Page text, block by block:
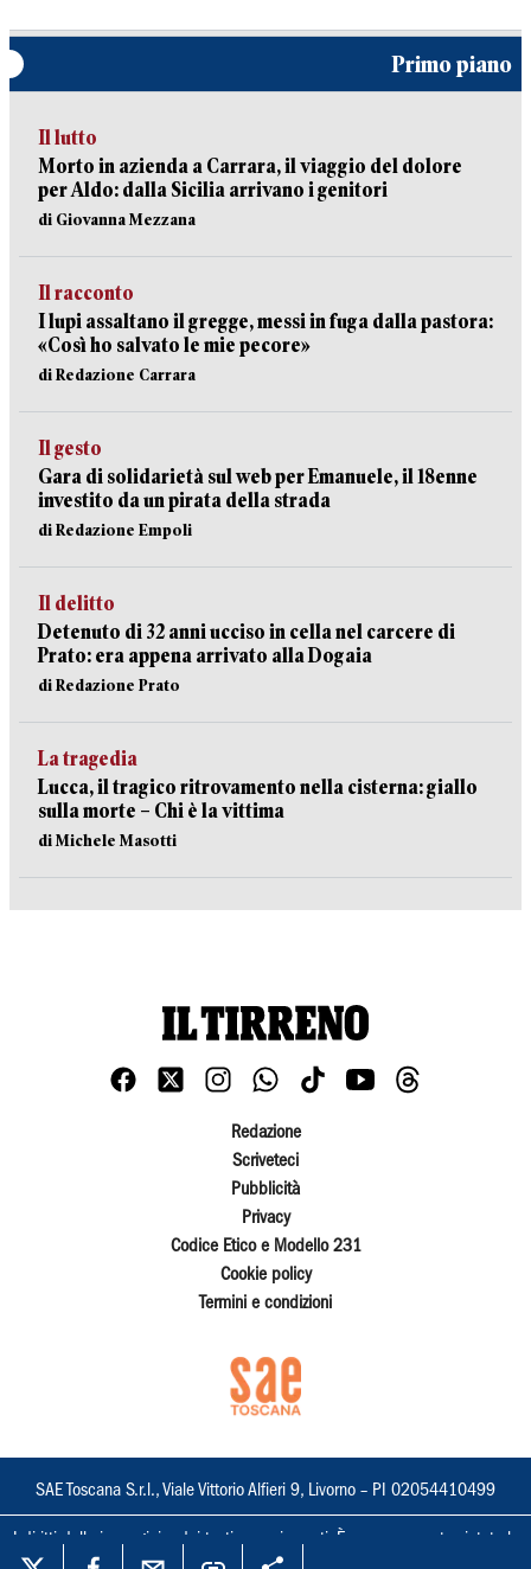
Primo piano
Il lutto
Morto in azienda a Carrara, il viaggio del dolore
per Aldo: dalla Sicilia arrivano i genitori
di Giovanna Mezzana
Il racconto
I lupi assaltano il gregge, messi in fuga dalla pastora:
«Così ho salvato le mie pecore»
di Redazione Carrara
Il gesto
Gara di solidarietà sul web per Emanuele, il 18enne
investito da un pirata della strada
di Redazione Empoli
Il delitto
Detenuto di 32 anni ucciso in cella nel carcere di
Prato: era appena arrivato alla Dogaia
di Redazione Prato
La tragedia
Lucca, il tragico ritrovamento nella cisterna: giallo
sulla morte – Chi è la vittima
di Michele Masotti
Redazione
Scriveteci
Pubblicità
Privacy
Codice Etico e Modello 231
Cookie policy
Termini e condizioni
SAE Toscana S.r.l., Viale Vittorio Alfieri 9, Livorno – PI 02054410499
I diritti delle immagini e dei testi sono riservati. È espressamente vietata la